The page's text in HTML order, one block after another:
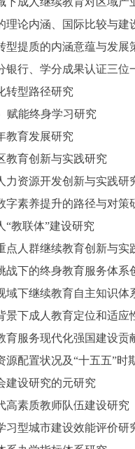
论内涵、国际比较与建
提质的内涵意蕴与发展
行、学分成果认证三位
型路径研究
能终身学习研究
育发展研究
育创新与实践研究
资源开发创新与实践研
素养提升的路径与对策
联体”建设研究
人群继续教育创新与实
下的终身教育服务体系
下继续教育自主知识体
下成人教育定位和适应
服务现代化强国建设贡
配置状况及“十五五”时
设研究的元研究
素质教师队伍建设研究
型城市建设效能评价研